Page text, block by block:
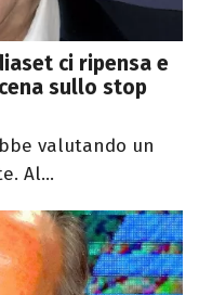
ci ripensa e
sullo stop
valutando un
Al...